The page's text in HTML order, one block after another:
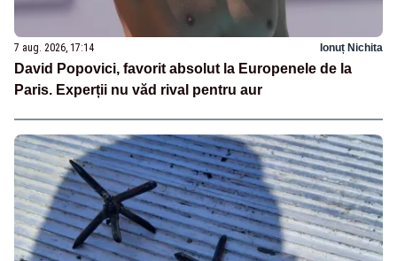
7 aug. 2026, 17:14 Ionuț Nichita
David Popovici, favorit absolut la Europenele de la
Paris. Experții nu văd rival pentru aur